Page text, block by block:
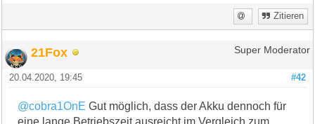
Zitieren
21Fox Super Moderator
#42
20.04.2020, 19:45
@cobra1OnE Gut möglich, dass der Akku dennoch für
eine lange Betriebszeit ausreicht im Vergleich zum